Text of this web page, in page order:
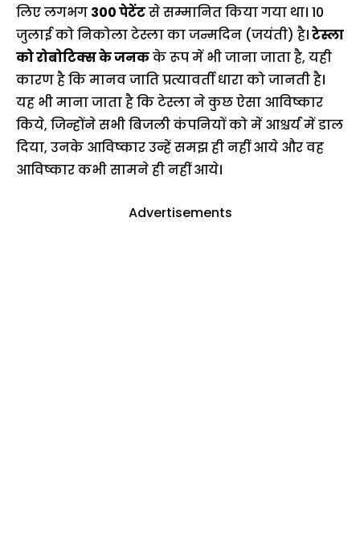
लिए लगभग 300 पेटेंटसे सम्मानित किया गया था। 10
जुलाई को निकोला टेस्ला का जन्मदिन (जयंती) है।टेस्ला
को रोबोटिक्स के जनकके रूप में भी जाना जाता है, यही
कारण है कि मानव जाति प्रत्यावर्ती धारा को जानती है।
यह भी माना जाता है कि टेस्ला ने कुछ ऐसा आविष्कार
किये, जिन्होंने सभी बिजली कंपनियों को में आश्चर्य में डाल
दिया, उनके आविष्कार उन्हें समझ ही नहीं आये और वह
आविष्कार कभी सामने ही नहीं आये।
Advertisements